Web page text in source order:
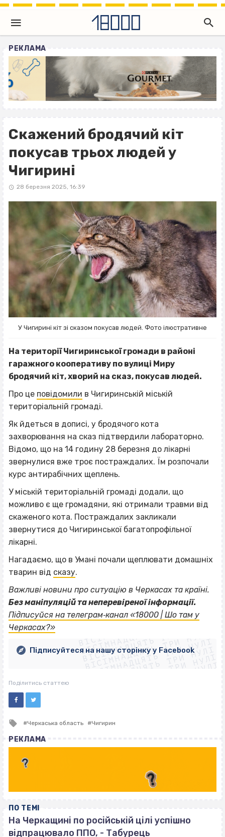
РЕКЛАМА
Скажений бродячий кіт
покусав трьох людей у
Чигирині
28 березня 2025, 16:39
У Чигирині кіт зі сказом покусав людей. Фото ілюстративне
На території Чигиринської громади в районі
гаражного кооперативу по вулиці Миру
бродячий кіт, хворий на сказ, покусав людей.
Про це повідомили в Чигиринській міській
територіальній громаді.
Як йдеться в дописі, у бродячого кота
захворювання на сказ підтвердили лабораторно.
Відомо, що на 14 годину 28 березня до лікарні
звернулися вже троє постраждалих. Їм розпочали
курс антирабічних щеплень.
У міській територіальній громаді додали, що
можливо є ще громадяни, які отримали травми від
скаженого кота. Постраждалих закликали
звернутися до Чигиринської багатопрофільної
лікарні.
Нагадаємо, що в Умані почали щеплювати домашніх
тварин від сказу.
Важливі новини про ситуацію в Черкасах та країні.
Без маніпуляцій та неперевіреної інформації.
Підписуйся на телеграм‐канал «18000 | Шо там у
Черкасах?»
ВІСІМНАДЦЯТЬ ТРИ НУЛІ
ВІСІМНАДЦЯТЬ ТРИ НУЛІ
ВІСІМНАДЦЯТЬ ТРИ НУЛІ
ВІСІМНАДЦЯТЬ ТРИ НУЛІ
ВІСІМНАДЦЯТЬ ТРИ НУЛІ
ВІСІМНАДЦЯТЬ ТРИ НУЛІ
ВІСІМНАДЦЯТЬ ТРИ НУЛІ
ВІСІМНАДЦЯТЬ ТРИ НУЛІ
Підписуйтеся на нашу сторінку у Facebook
Поділитись статтею
Tagged
Черкаська область Чигирин
РЕКЛАМА
ПО ТЕМІ
На Черкащині по російській цілі успішно
відпрацювало ППО, - Табурець